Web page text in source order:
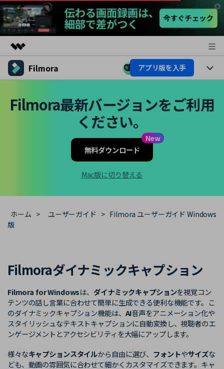
製品
ユーティリティ
概要
Filmora アプリ版を入手
動画編集のコツ
サポート
サポート
検索
Filmora最新バージョンをご利用
ください。
New
無料ダウンロード
Mac版に切り替える
ホーム > ユーザーガイド > Filmora ユーザーガイド Windows
版
Filmoraダイナミックキャプション
Filmora for Windowsは、ダイナミックキャプションを視覚コン
テンツの話し言葉に合わせて簡単に生成できる便利な機能です。こ
のダイナミックキャプション機能は、 AI音声をアニメーション化や
スタイリッシュなテキストキャプションに自動変換し、視聴者のエ
ンゲージメントとアクセシビリティを大幅にアップします。
様々なキャプションスタイルから自由に選び、 フォントやサイズな
ども、動画の雰囲気に合わせて細かくカスタマイズできます。キャ